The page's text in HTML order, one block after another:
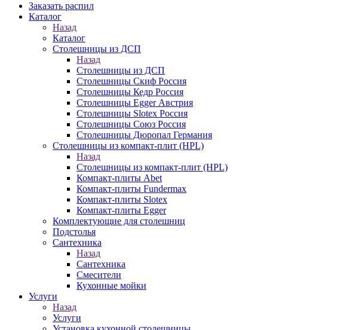
Заказать распил
Каталог
Назад
Каталог
Столешницы из ДСП
Назад
Столешницы из ДСП
Столешницы Скиф Россия
Столешницы Кедр Россия
Столешницы Egger Австрия
Столешницы Slotex Россия
Столешницы Союз Россия
Столешницы Дюропал Германия
Столешницы из компакт-плит (HPL)
Назад
Столешницы из компакт-плит (HPL)
Компакт-плиты Abet
Компакт-плиты Fundermax
Компакт-плиты Slotex
Компакт-плиты Egger
Комплектующие для столешниц
Подстолья
Сантехника
Назад
Сантехника
Смесители
Кухонные мойки
Услуги
Назад
Услуги